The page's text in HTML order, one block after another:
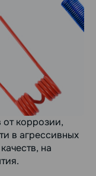
коррозии,
в агрессивных
на